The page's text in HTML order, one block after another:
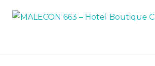
MALECON 663 – Hotel Boutique